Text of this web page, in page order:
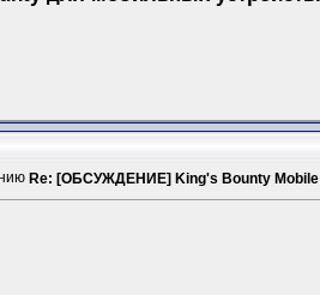
Re: [ОБСУЖДЕНИЕ] King's Bounty Mobile